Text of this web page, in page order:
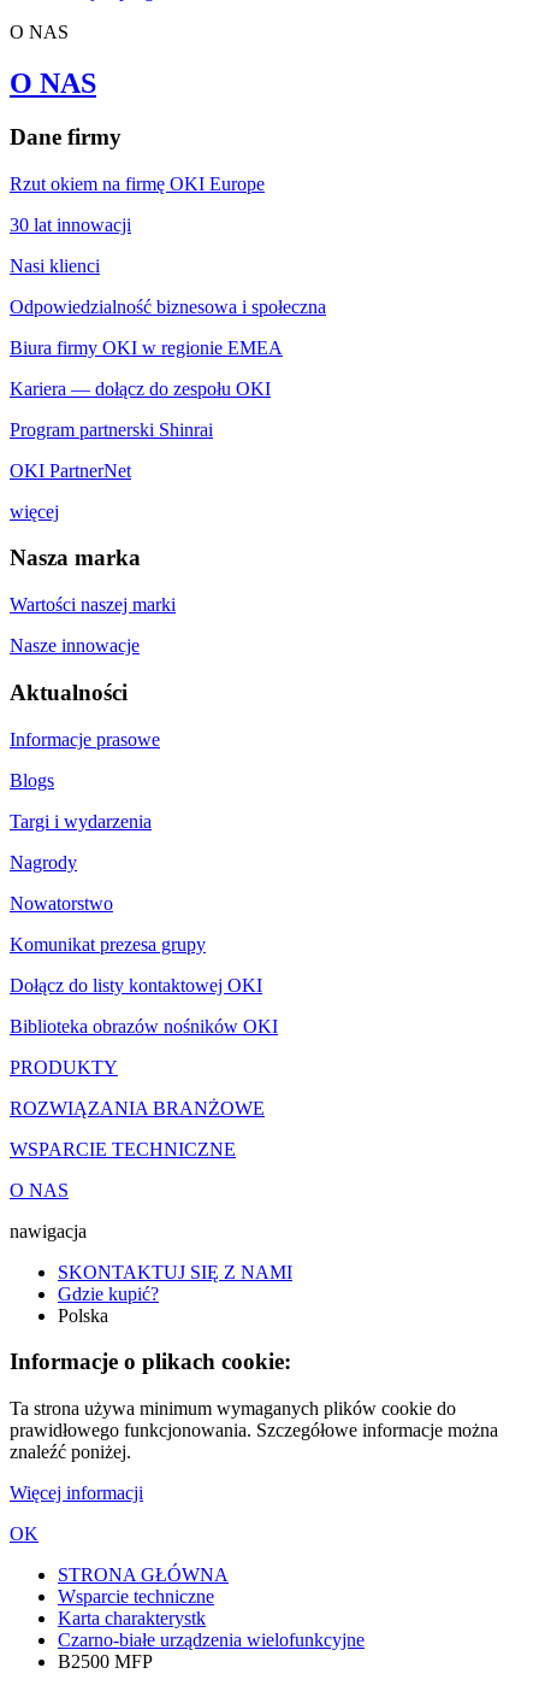
O NAS
O NAS
Dane firmy
Rzut okiem na firmę OKI Europe
30 lat innowacji
Nasi klienci
Odpowiedzialność biznesowa i społeczna
Biura firmy OKI w regionie EMEA
Kariera — dołącz do zespołu OKI
Program partnerski Shinrai
OKI PartnerNet
więcej
Nasza marka
Wartości naszej marki
Nasze innowacje
Aktualności
Informacje prasowe
Blogs
Targi i wydarzenia
Nagrody
Nowatorstwo
Komunikat prezesa grupy
Dołącz do listy kontaktowej OKI
Biblioteka obrazów nośników OKI
PRODUKTY
ROZWIĄZANIA BRANŻOWE
WSPARCIE TECHNICZNE
O NAS
nawigacja
SKONTAKTUJ SIĘ Z NAMI
Gdzie kupić?
Polska
Informacje o plikach cookie:
Ta strona używa minimum wymaganych plików cookie do
prawidłowego funkcjonowania. Szczegółowe informacje można
znaleźć poniżej.
Więcej informacji
OK
STRONA GŁÓWNA
Wsparcie techniczne
Karta charakterystk
Czarno-białe urządzenia wielofunkcyjne
B2500 MFP